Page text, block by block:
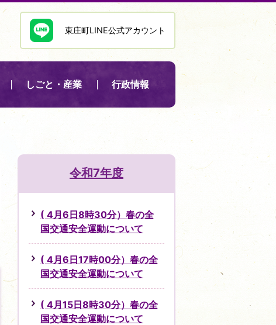
東庄町LINE公式アカウント
しごと・産業 行政情報
令和7年度
( 4月6日8時30分）春の全
国交通安全運動について
( 4月6日17時00分）春の全
国交通安全運動について
( 4月15日8時30分）春の全
国交通安全運動について